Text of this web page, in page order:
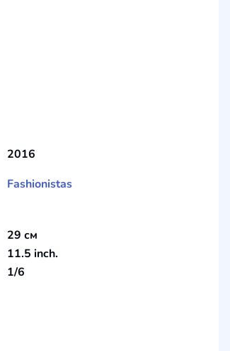
2016
Fashionistas
29 см
11.5 inch.
1/6